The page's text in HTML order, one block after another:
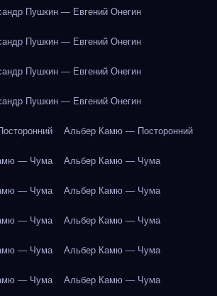
Пушкин — Евгений Онегин
Пушкин — Евгений Онегин
Пушкин — Евгений Онегин
Пушкин — Евгений Онегин
Альбер Камю — Посторонний
— Чума Альбер Камю — Чума
— Чума Альбер Камю — Чума
— Чума Альбер Камю — Чума
— Чума Альбер Камю — Чума
— Чума Альбер Камю — Чума